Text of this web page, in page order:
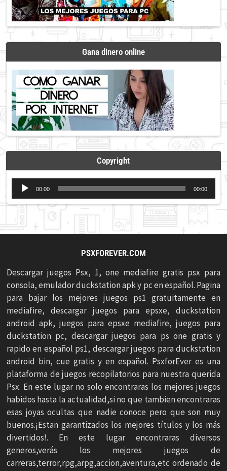
Gana dinero online
Copyright
Reproductor
de
audio
00:00 00:00
PSXFOREVER.COM
Descargar juegos Psx, 1, one mediafire gratis psx para
consola, emulador duckstation apk y pc en español. Pagina
para bajar los mejores juegos ps1 gratuitamente en
mediafire, descargar juegos para epsxe, duckstation
android apk, juegos para epsxe mediafire, juegos para
duckstation pc, descargar juegos para ps one gratis y
rapido en español ps1, descargar juegos para duckstation
android bin, cue gratis y en español. PsxforEver es una
plataforma de juegos recopilatorios para nuestra querida
Psx. En este lugar no solo encontraras los mejores juegos
habidos hasta la actualidad,si no que tambien encontraras
esas joyas ocultas que nadie conoce pero que son muy
buenos.¡Estan garantizados los mejores títulos y los más
divertidos!. En este lugar encontraras diversos
generos,verás los mejores juegos de
carreras,terror,rpg,arpg,accion,aventura,etc ordenado de